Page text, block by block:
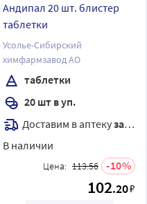
Андипал 20 шт. блистер
таблетки
Усолье-Сибирский
химфармзавод АО
таблетки
20 шт в уп.
Доставим в аптекузавтра
В наличии
Цена: 113.56 10
102.20₽